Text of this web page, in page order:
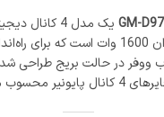
حرفه‌ای با حداکثر توان 1600 وات است
ووفر در حالت بریج طراحی
محسوب می‌شود.